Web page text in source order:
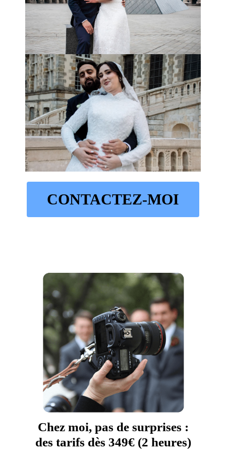
CONTACTEZ-MOI
Chez moi, pas de surprises :
des tarifs dès 349€ (2 heures)